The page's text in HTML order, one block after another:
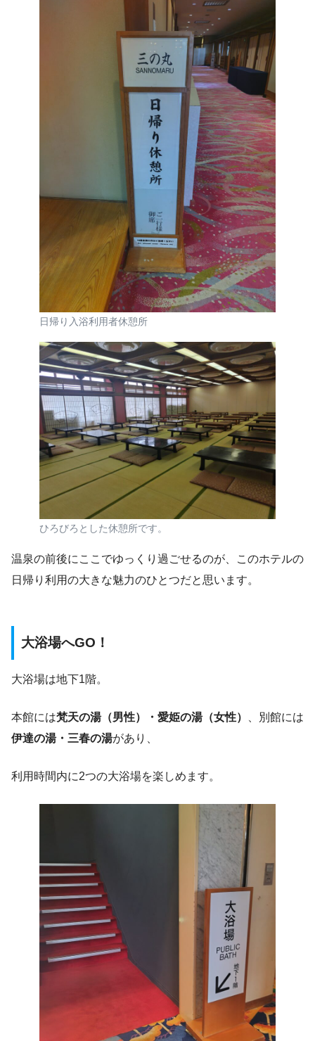
日帰り入浴利用者休憩所
ひろびろとした休憩所です。
温泉の前後にここでゆっくり過ごせるのが、このホテルの
日帰り利用の大きな魅力のひとつだと思います。
大浴場へGO！
大浴場は地下1階。
本館には梵天の湯（男性）・愛姫の湯（女性）
、別館には
伊達の湯・三春の湯があり、
利用時間内に2つの大浴場を楽しめます。